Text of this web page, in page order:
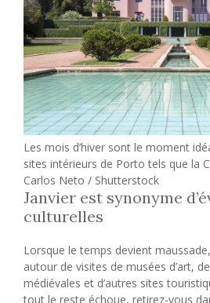
Les mois d’hiver sont le moment
sites intérieurs de Porto tels que la
Carlos Neto / Shutterstock
Janvier est synonyme
culturelles
Lorsque le temps devient
autour de visites de musées d’art,
médiévales et d’autres sites
tout le reste échoue, retirez-vous